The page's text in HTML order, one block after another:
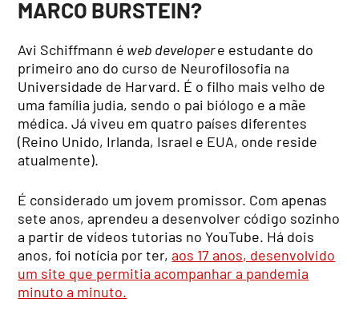
MARCO BURSTEIN?
Avi Schiffmann é web developere estudante do
primeiro ano do curso de Neurofilosofia na
Universidade de Harvard. É o filho mais velho de
uma família judia, sendo o pai biólogo e a mãe
médica. Já viveu em quatro países diferentes
(Reino Unido, Irlanda, Israel e EUA, onde reside
atualmente).
É considerado um jovem promissor. Com apenas
sete anos, aprendeu a desenvolver código sozinho
a partir de vídeos tutorias no YouTube. Há dois
anos, foi notícia por ter,aos 17 anos, desenvolvido
um site que permitia acompanhar a pandemia
minuto a minuto.